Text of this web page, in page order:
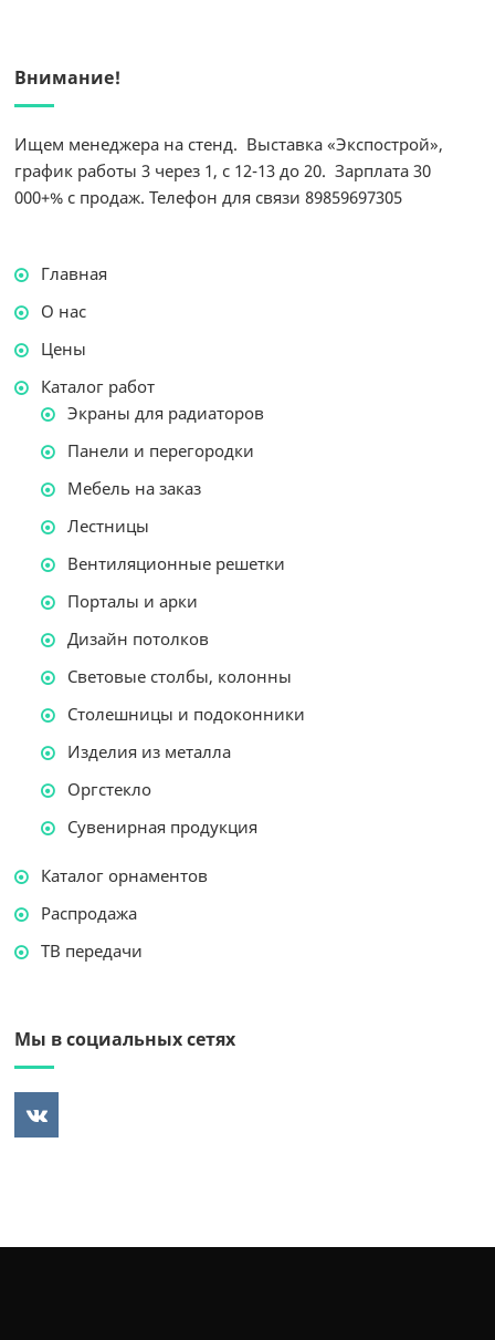
Внимание!
Ищем менеджера на стенд. Выставка «Экспострой»,
график работы 3 через 1, с 12-13 до 20. Зарплата 30
000+% с продаж. Телефон для связи 89859697305
Главная
О нас
Цены
Каталог работ
Экраны для радиаторов
Панели и перегородки
Мебель на заказ
Лестницы
Вентиляционные решетки
Порталы и арки
Дизайн потолков
Световые столбы, колонны
Столешницы и подоконники
Изделия из металла
Оргстекло
Сувенирная продукция
Каталог орнаментов
Распродажа
ТВ передачи
Мы в социальных сетях